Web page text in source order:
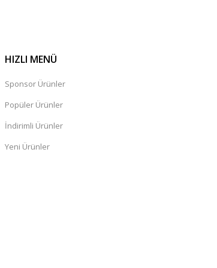
HIZLI MENÜ
Sponsor Ürünler
Popüler Ürünler
İndirimli Ürünler
Yeni Ürünler